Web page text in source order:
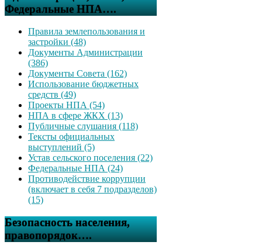
Федеральные НПА….
Правила землепользования и
застройки (48)
Документы Администрации
(386)
Документы Совета (162)
Использование бюджетных
средств (49)
Проекты НПА (54)
НПА в сфере ЖКХ (13)
Публичные слушания (118)
Тексты официальных
выступлений (5)
Устав сельского поселения (22)
Федеральные НПА (24)
Противодействие коррупции
(включает в себя 7 подразделов)
(15)
Безопасность населения,
правопорядок….